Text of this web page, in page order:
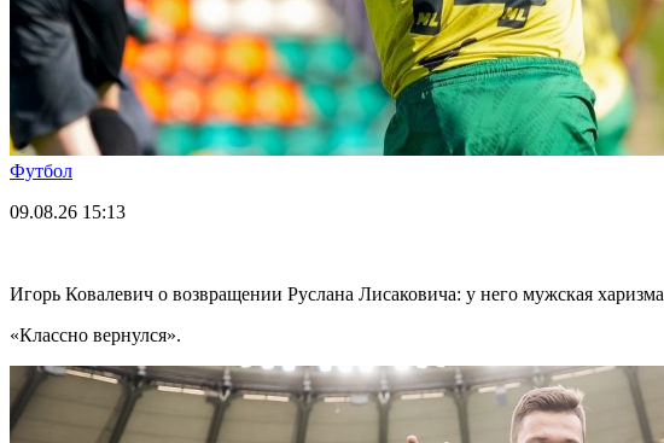
Футбол
09.08.26 15:13
Игорь Ковалевич о возвращении Руслана Лисаковича: у него мужская харизма
«Классно вернулся».